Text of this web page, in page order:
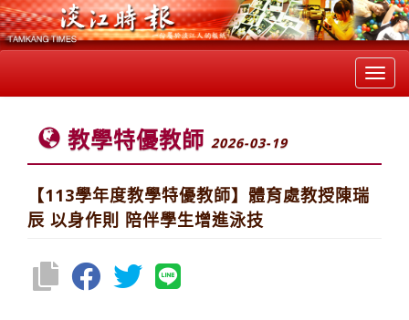
教學特優教師 2026-03-19
【113學年度教學特優教師】體育處教授陳瑞
辰 以身作則 陪伴學生增進泳技